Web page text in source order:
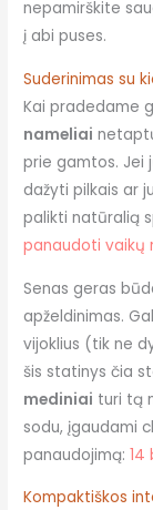
nepamirškite
į abi puses.
Suderinimas su
Kai pradedame
nameliai
prie gamtos. Jei
dažyti pilkais ar
palikti natūralią
panaudoti vaikų
Senas geras
apželdinimas.
vijoklius (tik ne
šis statinys čia
mediniai turi tą
sodu, įgaudami
panaudojimą:14
Kompaktiškos